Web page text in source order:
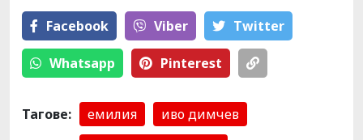
Facebook Viber Тwitter
Whatsapp Pinterest
Тагове: емилия
иво димчев